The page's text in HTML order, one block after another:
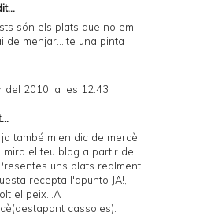
són els plats que no em
de menjar....te una pinta
del 2010, a les 12:43
també m'en dic de mercè,
miro el teu blog a partir del
uns plats realment
recepta l'apunto JA!,
el peix...A
cassoles).